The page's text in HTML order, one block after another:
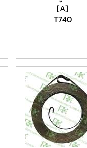
[A]
T740